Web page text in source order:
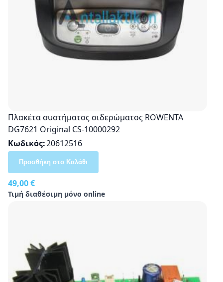
Πλακέτα συστήματος σιδερώματος ROWENTA
DG7621 Original CS-10000292
Κωδικός 20612516
49,00 €
Τιμή διαθέσιμη μόνο online
Προσθήκη στο Καλάθι